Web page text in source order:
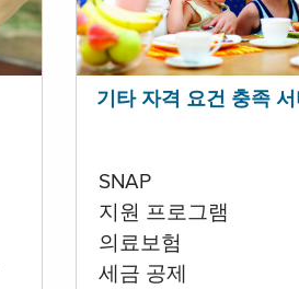
기타 자격 요건 충족
SNAP
지원 프로그램
의료보험
세금 공제